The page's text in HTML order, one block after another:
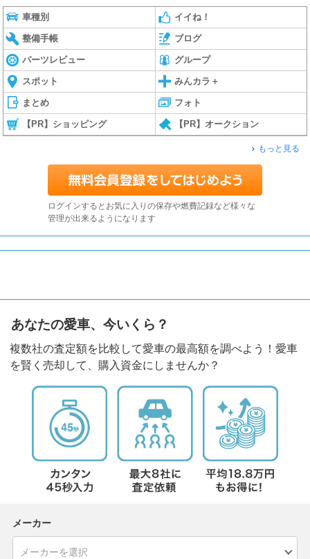
車種別 イイね！
整備手帳 ブログ
パーツレビュー グループ
スポット みんカラ＋
まとめ フォト
【PR】ショッピング 【PR】オークション
もっと見る
ログインするとお気に入りの保存や燃費記録など様々な
管理が出来るようになります
あなたの愛車、今いくら？
複数社の査定額を比較して愛車の最高額を調べよう！愛車
を賢く売却して、購入資金にしませんか？
メーカー